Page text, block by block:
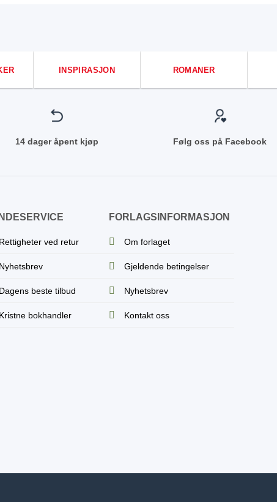
INSPIRASJON ROMANER
14 dager åpent kjøp Følg oss på Facebook
Rettigheter ved retur
Nyhetsbrev
Dagens beste tilbud
Kristne bokhandler
FORLAGSINFORMASJON
Om forlaget
Gjeldende betingelser
Nyhetsbrev
Kontakt oss